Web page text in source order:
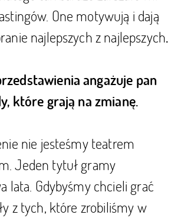
One motywują i dają
najlepszych z najlepszych.
angażuje pan
które grają na zmianę.
nie jesteśmy teatrem
Jeden tytuł gramy
lata. Gdybyśmy chcieli grać
z tych, które zrobiliśmy w